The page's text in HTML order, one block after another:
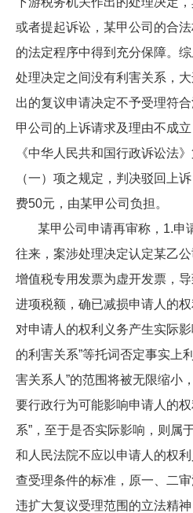
或者提起诉讼，某甲公司的合
的法定程序中得到充分保障。
处理决定之间没有利害关系，
出的复议申请决定不予受理符
甲公司的上诉请求及理由不成
《中华人民共和国行政诉讼法
（一）项之规定，判决驳回上
费50元，由某甲公司负担。
某甲公司申请再审称，1.申
往来，案涉处理决定认定某乙
增值税专用发票为虚开发票，
进项税额，确已减损申请人的
对申请人的权利义务产生实际
的利害关系”等托词否定事实上
害关系人”的范围将被无限缩小
要行政行为可能影响申请人的
系”，至于是否实际影响，则属
和人民法院不应以申请人的权
查受理条件的标准，原一、二
违扩大复议受理范围的立法精